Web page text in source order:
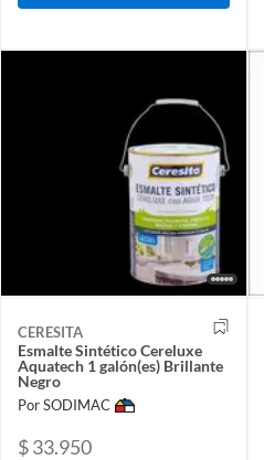
CERESITA
Esmalte Sintético Cereluxe
Aquatech 1 galón(es) Brillante
Negro
Por SODIMAC
$ 33.950